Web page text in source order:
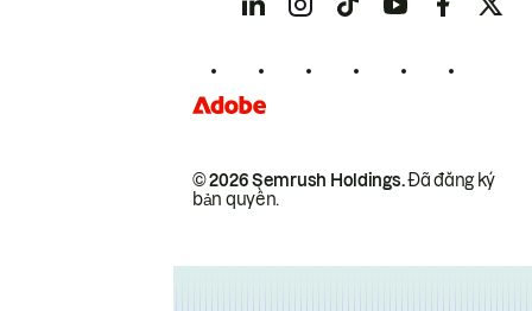
© 2026 Semrush Holdings.Đã đăng ký
bản quyền.